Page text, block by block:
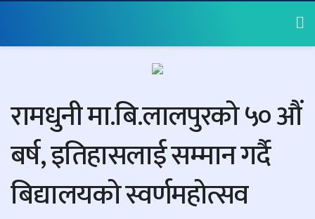
रामधुनी मा.बि.लालपुरको ५० औं
बर्ष, इतिहासलाई सम्मान गर्दै
बिद्यालयको स्वर्णमहोत्सव